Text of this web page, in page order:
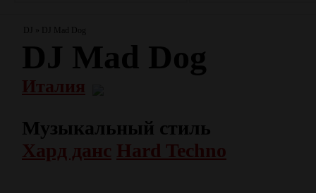
DJ » DJ Mad Dog
DJ Mad Dog
Италия
Музыкальный стиль
Хард данс Hard Techno